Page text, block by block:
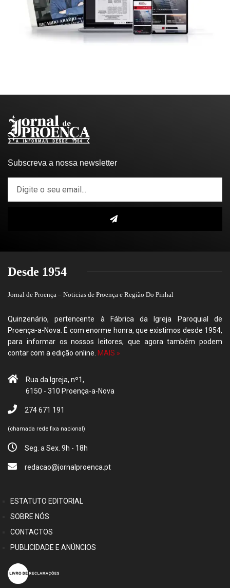
Subscreva a nossa newsletter
Desde 1954
Jornal de Proença – Noticias de Proença e Região Do Pinhal
Quinzenário, pertencente à Fábrica da Igreja Paroquial de
Proença-a-Nova. É com enorme honra, que existimos desde 1954,
para informar os nossos leitores, que agora também podem
contar com a edição online. MAIS »
Rua da Igreja, nº1,
6150 - 310 Proença-a-Nova
274 671 191
(chamada rede fixa nacional)
Seg. a Sex. 9h - 18h
redacao@jornalproenca.pt
ESTATUTO EDITORIAL
SOBRE NÓS
CONTACTOS
PUBLICIDADE E ANÚNCIOS